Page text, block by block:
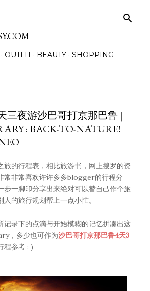
OUTFIT BEAUTY SHOPPING
三夜游沙巴哥打京那巴鲁 |
: BACK-TO-NATURE!
旅的行程表，相比旅游书，网上搜罗的资
常非常喜欢许许多多blogger的行程分
步一脚印分享出来绝对可以替自己作个旅
的旅行规划帮上一点小忙。
记录下的点滴与开始模糊的记忆拼凑出这
，多少也可作为沙巴哥打京那巴鲁4天3
程参考 : )